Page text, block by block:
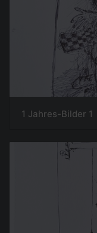
1 Jahres-Bilder 1